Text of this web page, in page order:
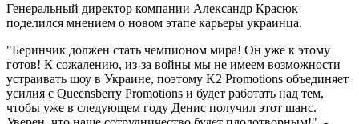
Генеральный директор компании Александр Красюк
поделился мнением о новом этапе карьеры украинца.
"Беринчик должен стать чемпионом мира! Он уже к этому
готов! К сожалению, из-за войны мы не имеем возможности
устраивать шоу в Украине, поэтому K2 Promotions объединяет
усилия с Queensberry Promotions и будет работать над тем,
чтобы уже в следующем году Денис получил этот шанс.